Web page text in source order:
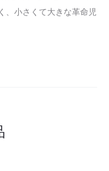
、小さくて大きな革命児